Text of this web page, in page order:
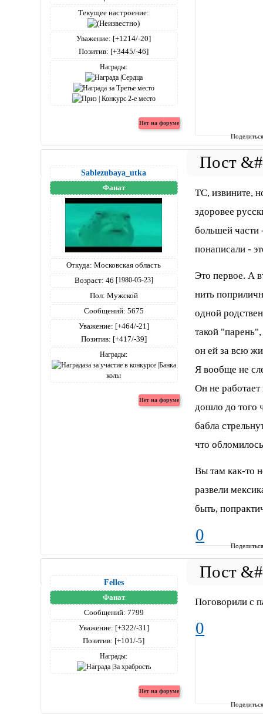
Текущее настроение:
Уважение: [+1214/-20]
Позитив: [+3445/-46]
Награды:
Sablezubaya_utka
Фанат
Откуда: Московская область
Возраст: 46 [1980-05-23]
Пол: Мужской
Сообщений: 5675
Уважение: [+464/-21]
Позитив: [+417/-39]
Награды:
ТС, извините,
здоровее
большей части
понаписали -
Это первое. А
нить
одной
такой
он ей за всю
Я вообще не
Он не
дошло до того
бабла
что
Вы там как-то
развели
быть,
0
Felles
Фанат
Сообщений: 7799
Уважение: [+322/-31]
Позитив: [+101/-5]
Награды:
Поговорили с
0